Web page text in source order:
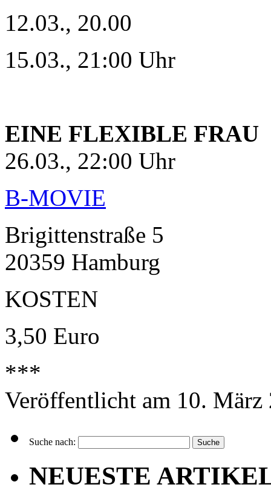
12.03., 20.00
15.03., 21:00 Uhr
EINE FLEXIBLE FRAU
26.03., 22:00 Uhr
B-MOVIE
Brigittenstraße 5
20359 Hamburg
KOSTEN
3,50 Euro
***
Veröffentlicht am 10.
Suche nach:
NEUESTE